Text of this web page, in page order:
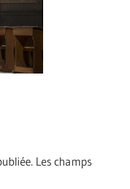
Les champs